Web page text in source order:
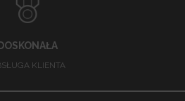
DOSKONAŁA
KLIENTA